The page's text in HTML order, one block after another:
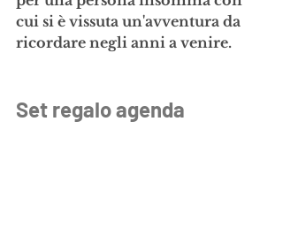
cui si è vissuta un'avventura da
ricordare negli anni a venire.
Set regalo agenda